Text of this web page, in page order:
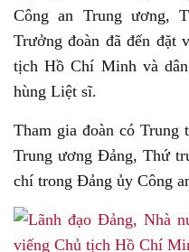
Công an Trung ương,
Trưởng đoàn đã đến đặt
tịch Hồ Chí Minh và
hùng Liệt sĩ.
Tham gia đoàn có
Trung ương Đảng, Thứ
chí trong Đảng ủy Công